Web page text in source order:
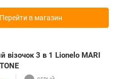
Перейти в магазин
візочок 3 в 1 Lionelo MARI